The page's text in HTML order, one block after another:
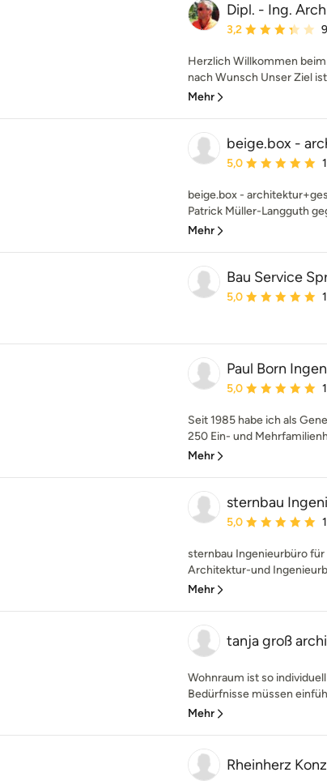
Dipl. - Ing.
Durchschnittliche
3,2
Herzlich Willkommen
nach Wunsch Unser Ziel
Mehr
beige.box -
Durchschnittliche
5,0
beige.box -
Patrick Müller-Langguth
Mehr
Bau Service
Durchschnittliche
5,0
Paul Born
Durchschnittliche
5,0
Seit 1985 habe ich als
250 Ein- und
Mehr
sternbau
Durchschnittliche
5,0
sternbau Ingenieurbüro für
Architektur-und
Mehr
tanja groß
Wohnraum ist so
Bedürfnisse müssen
Mehr
Rheinherz